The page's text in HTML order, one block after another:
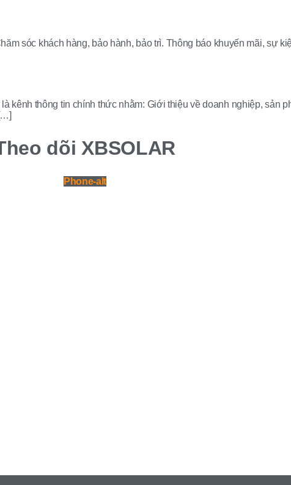
sóc khách hàng, bảo hành, bảo trì. Thông báo khuyến mãi, sự
thông tin chính thức nhằm: Giới thiệu về doanh nghiệp, sản
dõi XBSOLAR
Phone-alt